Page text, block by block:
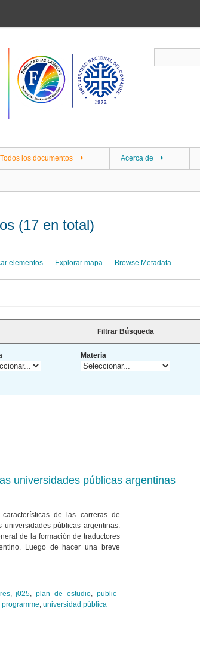
Todos los documentos Acerca de
(17 en total)
elementos Explorar mapa Browse Metadata
Filtrar Búsqueda
Materia
universidades públicas argentinas
de las carreras de
públicas argentinas.
de la formación de traductores
Luego de hacer una breve
,j025,plan de estudio,public
, universidad pública